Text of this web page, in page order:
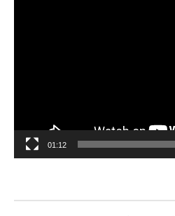
01:12